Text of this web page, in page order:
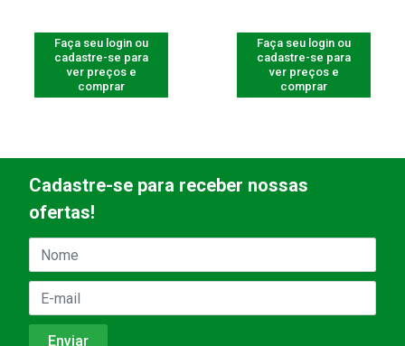
Faça seu login ou
cadastre-se para
ver preços e
comprar
Faça seu login ou
cadastre-se para
ver preços e
comprar
Cadastre-se para receber nossas
ofertas!